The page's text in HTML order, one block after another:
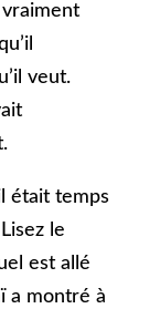
veut.
était temps
le
est allé
a montré à